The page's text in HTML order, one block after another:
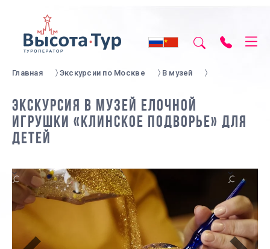
Главная Экскурсии по Москве В музей
ЭКСКУРСИЯ В МУЗЕЙ ЕЛОЧНОЙ
ИГРУШКИ «КЛИНСКОЕ ПОДВОРЬЕ» ДЛЯ
ДЕТЕЙ